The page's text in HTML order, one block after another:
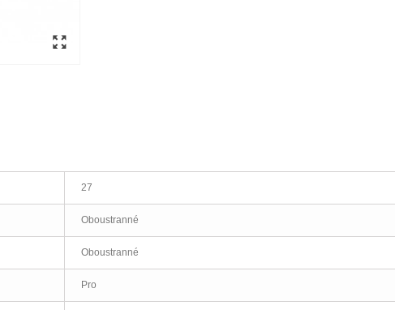
27
Oboustranné
Oboustranné
Pro